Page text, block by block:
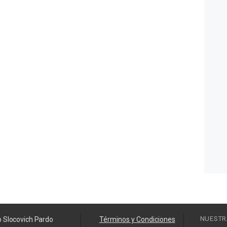
Slocovich Pardo Términos y Condiciones